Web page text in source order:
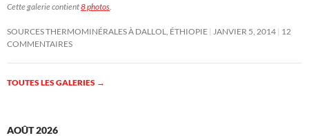
Cette galerie contient8 photos
SOURCES THERMOMINÉRALES À DALLOL, ÉTHIOPIE JANVIER 5, 2014 12
COMMENTAIRES
TOUTES LES GALERIES →
AOÛT 2026